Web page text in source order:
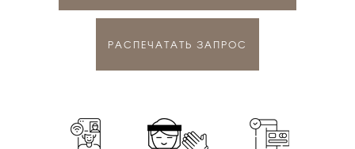
РАСПЕЧАТАТЬ ЗАПРОС